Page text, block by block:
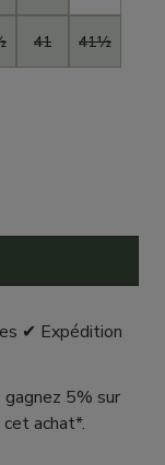
41 41½
✔ Expédition
5% sur
achat*.